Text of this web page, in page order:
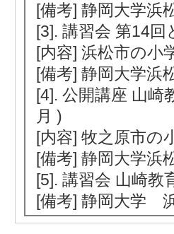
[備考] 静岡大学浜
[3]. 講習会 第14
[内容] 浜松市の小
[備考] 静岡大学浜
[4]. 公開講座 山
月 )
[内容] 牧之原市の
[備考] 静岡大学浜
[5]. 講習会 山崎
[備考] 静岡大学